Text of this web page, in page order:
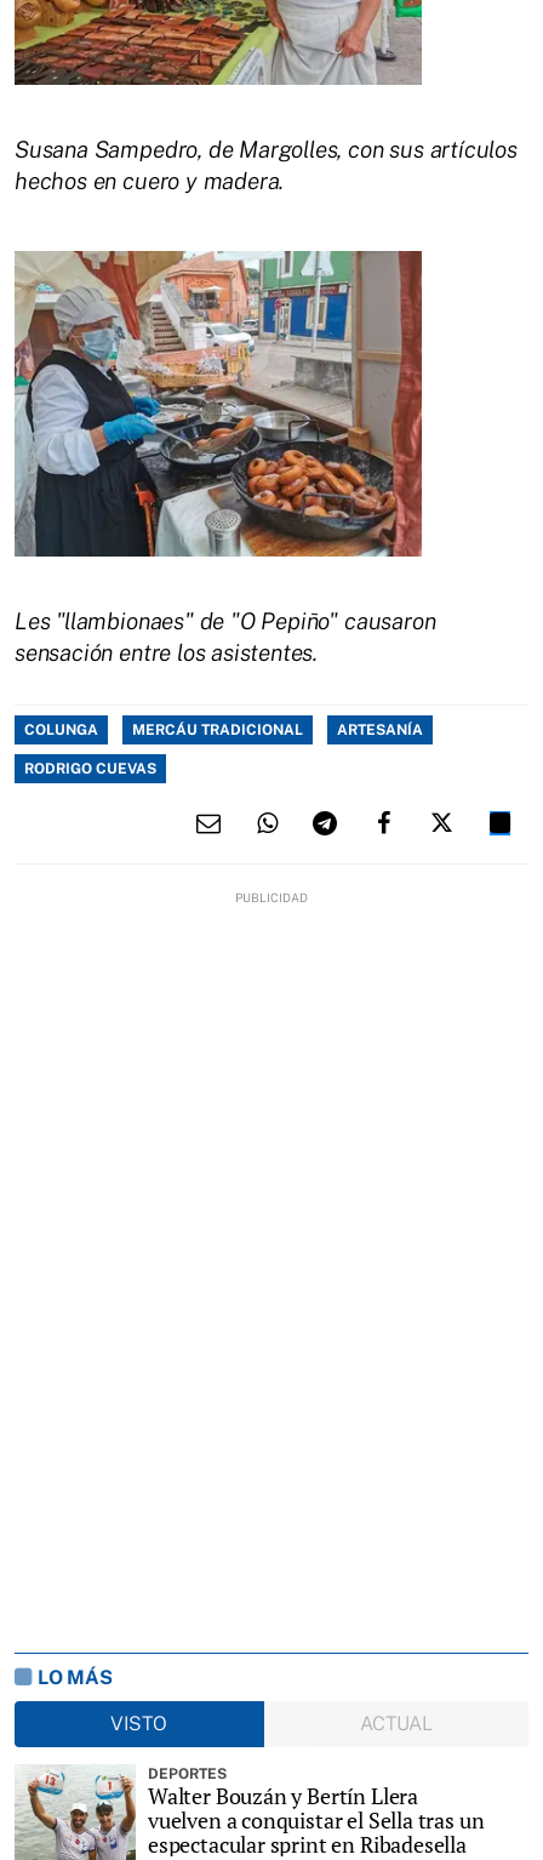
Susana Sampedro, de Margolles, con sus artículos
hechos en cuero y madera.
Les "llambionaes" de "O Pepiño" causaron
sensación entre los asistentes.
COLUNGA MERCÁU TRADICIONAL ARTESANÍA
RODRIGO CUEVAS
LO MÁS
VISTO
ACTUAL
DEPORTES
Walter Bouzán y Bertín Llera
vuelven a conquistar el Sella tras un
espectacular sprint en Ribadesella